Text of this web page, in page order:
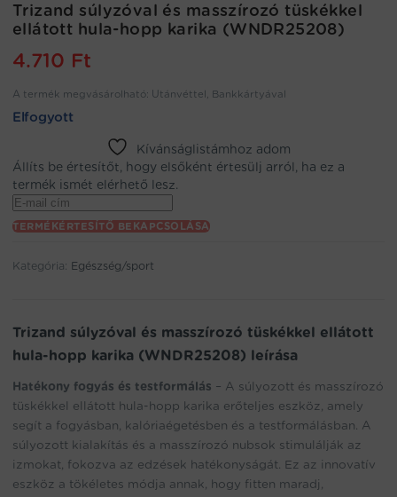
Trizand súlyzóval és masszírozó tüskékkel
ellátott hula-hopp karika (WNDR25208)
4.710 Ft
A termék megvásárolható: Utánvéttel, Bankkártyával
Elfogyott
Kívánságlistámhoz adom
Állíts be értesítőt, hogy elsőként értesülj arról, ha ez a
termék ismét elérhető lesz.
Enter
your
email
to
waitlist
this
product
TERMÉKÉRTESÍTŐ BEKAPCSOLÁSA
Kategória: Egészség/sport
Trizand súlyzóval és masszírozó tüskékkel ellátott
hula-hopp karika (WNDR25208) leírása
Hatékony fogyás és testformálás – A súlyozott és masszírozó
tüskékkel ellátott hula-hopp karika erőteljes eszköz, amely
segít a fogyásban, kalóriaégetésben és a testformálásban. A
súlyozott kialakítás és a masszírozó nubsok stimulálják az
izmokat, fokozva az edzések hatékonyságát. Ez az innovatív
eszköz a tökéletes módja annak, hogy fitten maradj,